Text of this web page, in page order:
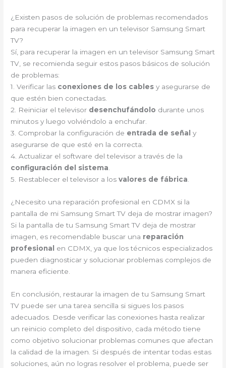
¿Existen pasos de solución de problemas recomendados
para recuperar la imagen en un televisor Samsung Smart
TV?
Sí, para recuperar la imagen en un televisor Samsung Smart
TV, se recomienda seguir estos pasos básicos de solución
de problemas:
1. Verificar las conexiones de los cables y asegurarse de
que estén bien conectadas.
2. Reiniciar el televisor desenchufándolo durante unos
minutos y luego volviéndolo a enchufar.
3. Comprobar la configuración de entrada de señal y
asegurarse de que esté en la correcta.
4. Actualizar el software del televisor a través de la
configuración del sistema.
5. Restablecer el televisor a losvalores de fábrica.
¿Necesito una reparación profesional en CDMX si la
pantalla de mi Samsung Smart TV deja de mostrar imagen?
Si la pantalla de tu Samsung Smart TV deja de mostrar
imagen, es recomendable buscar una reparación
profesional
en CDMX, ya que los técnicos especializados
pueden diagnosticar y solucionar problemas complejos de
manera eficiente.
En conclusión, restaurar la imagen de tu Samsung Smart
TV puede ser una tarea sencilla si sigues los pasos
adecuados. Desde verificar las conexiones hasta realizar
un reinicio completo del dispositivo, cada método tiene
como objetivo solucionar problemas comunes que afectan
la calidad de la imagen. Si después de intentar todas estas
soluciones, aún no logras resolver el problema, puede ser